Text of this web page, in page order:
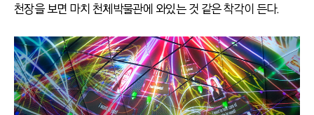
천장을 보면 마치 천체박물관에 와있는 것 같은 착각이 든다.